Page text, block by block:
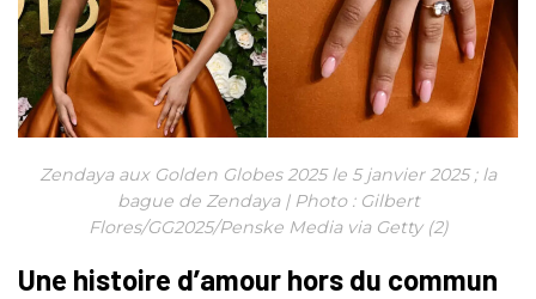
Zendaya aux Golden Globes 2025 le 5 janvier 2025 ; la
bague de Zendaya | Photo : Gilbert
Flores/GG2025/Penske Media via Getty (2)
Une histoire d’amour hors du commun